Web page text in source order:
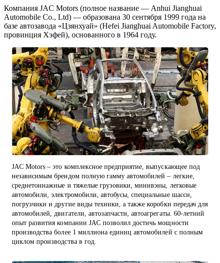
Компания JAC Motors (полное название — Anhui Jianghuai
Automobile Co., Ltd) — образована 30 сентября 1999 года на
базе автозавода «Цзянхуай» (Hefei Jianghuai Automobile Factory,
провинция Хэфей), основанного в 1964 году.
JAC Motors – это комплексное предприятие, выпускающее под
независимым брендом полную гамму автомобилей – легкие,
среднетоннажные и тяжелые грузовики, минивэны, легковые
автомобили, электромобили, автобусы, специальные шасси,
погрузчики и другие виды техники, а также коробки передач для
автомобилей, двигатели, автозапчасти, автоагрегаты. 60-летний
опыт развития компании JAC позволил достичь мощности
производства более 1 миллиона единиц автомобилей с полным
циклом производства в год.